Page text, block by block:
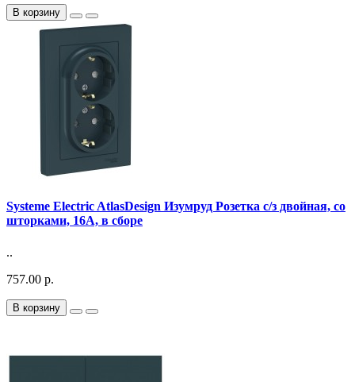
В корзину
Systeme Electric AtlasDesign Изумруд Розетка с/з двойная, со
шторками, 16А, в сборе
..
757.00 р.
В корзину